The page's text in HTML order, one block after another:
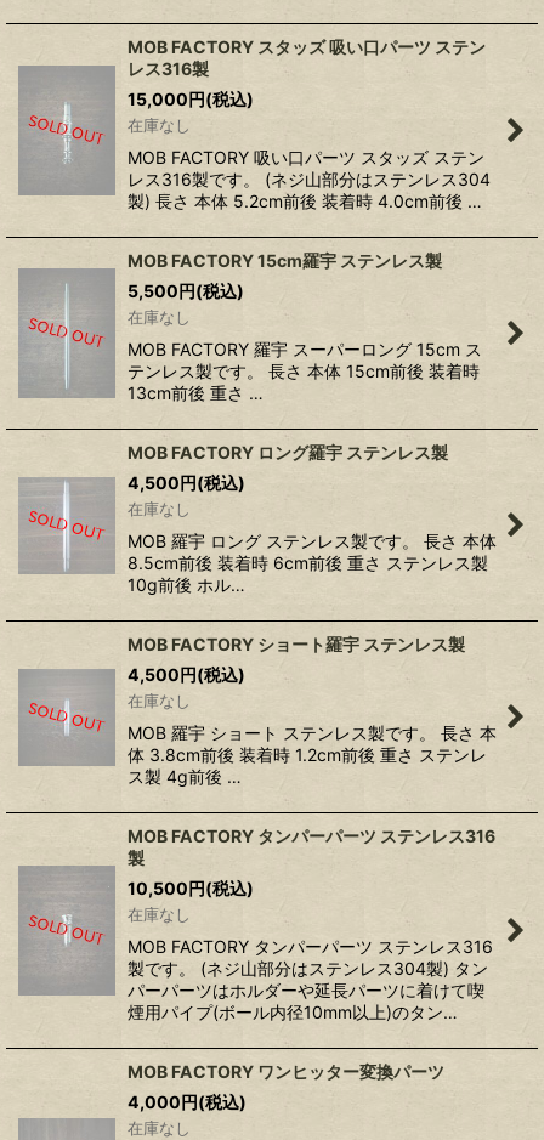
MOB FACTORY スタッズ 吸い口パーツ ステン
レス316製
15,000円(税込)
在庫なし
MOB FACTORY 吸い口パーツ スタッズ ステン
レス316製です。 (ネジ山部分はステンレス304
製) 長さ 本体 5.2cm前後 装着時 4.0cm前後 …
MOB FACTORY 15cm羅宇 ステンレス製
5,500円(税込)
在庫なし
MOB FACTORY 羅宇 スーパーロング 15cm ス
テンレス製です。 長さ 本体 15cm前後 装着時
13cm前後 重さ …
MOB FACTORY ロング羅宇 ステンレス製
4,500円(税込)
在庫なし
MOB 羅宇 ロング ステンレス製です。 長さ 本体
8.5cm前後 装着時 6cm前後 重さ ステンレス製
10g前後 ホル…
MOB FACTORY ショート羅宇 ステンレス製
4,500円(税込)
在庫なし
MOB 羅宇 ショート ステンレス製です。 長さ 本
体 3.8cm前後 装着時 1.2cm前後 重さ ステンレ
ス製 4g前後 …
MOB FACTORY タンパーパーツ ステンレス316
製
10,500円(税込)
在庫なし
MOB FACTORY タンパーパーツ ステンレス316
製です。 (ネジ山部分はステンレス304製) タン
パーパーツはホルダーや延長パーツに着けて喫
煙用パイプ(ボール内径10mm以上)のタン…
MOB FACTORY ワンヒッター変換パーツ
4,000円(税込)
在庫なし